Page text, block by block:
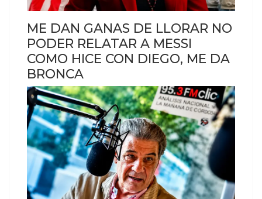
ME DAN GANAS DE LLORAR NO
PODER RELATAR A MESSI
COMO HICE CON DIEGO, ME DA
BRONCA